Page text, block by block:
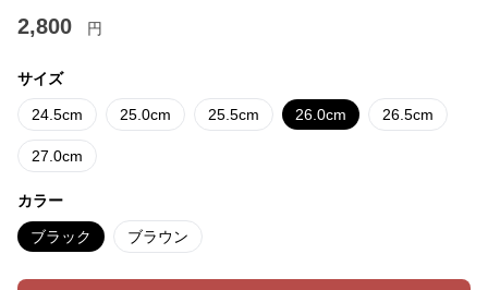
2,800 円
サイズ
24.5cm 25.0cm 25.5cm 26.0cm 26.5cm
27.0cm
カラー
ブラック ブラウン